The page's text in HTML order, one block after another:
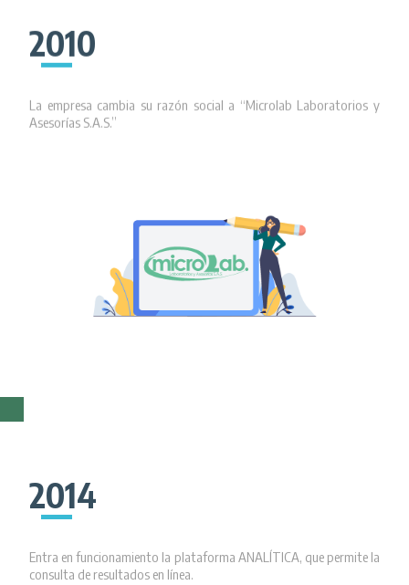
2010
La empresa cambia su razón social a “Microlab Laboratorios y
Asesorías S.A.S.”
2014
Entra en funcionamiento la plataforma ANALÍTICA, que permite la
consulta de resultados en línea.